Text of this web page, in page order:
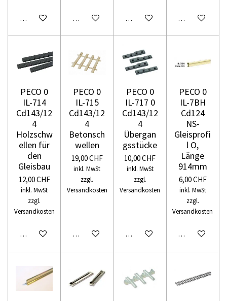
In den WarenkorbIn den WarenkorbIn den WarenkorbIn den
PECO 0
IL-714
Cd143/12
4
Holzschw
ellen für
den
Gleisbau
12,00 CHF
inkl. MwSt
zzgl.
Versandkosten
In den Warenkorb
PECO 0
IL-715
Cd143/12
4
Betonsch
wellen
19,00 CHF
inkl. MwSt
zzgl.
Versandkosten
In den Warenkorb
PECO 0
IL-717 0
Cd143/12
4
Übergan
gsstücke
10,00 CHF
inkl. MwSt
zzgl.
Versandkosten
In den Warenkorb
PECO 0
IL-7BH
Cd124
NS-
Gleisprofi
l O,
Länge
914mm
6,00 CHF
inkl. MwSt
zzgl.
Versandkosten
In den